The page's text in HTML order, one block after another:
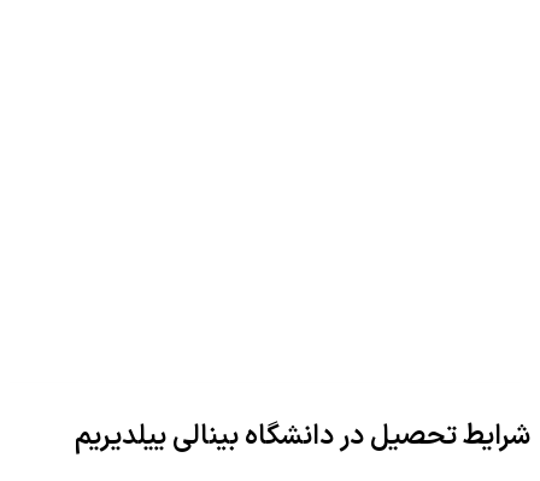
شرایط تحصیل در دانشگاه بینالی ییلدیریم